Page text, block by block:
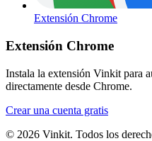
Extensión Chrome
Extensión Chrome
Instala la extensión Vinkit para
directamente desde Chrome.
Crear una cuenta gratis
© 2026 Vinkit. Todos los